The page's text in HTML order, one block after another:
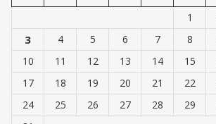
1
3
4 5 6 7 8
10
11 12 13 14 15
17
18 19 20 21 22
24
25 26 27 28 29